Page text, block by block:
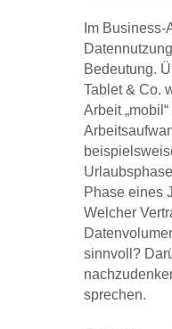
Im
Bedeutung.
Tablet & Co.
Arbeit
Phase eines
Welcher
sinnvoll?
sprechen.